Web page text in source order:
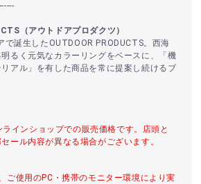
（アウトドアプロダクツ）
で誕生したOUTDOOR PRODUCTS。西海
るく元気なカラーリングをベースに、「機
アル」を有した商品を常に提案し続けるブ
インショップでの販売価格です。店頭と
ール内容が異なる場合がございます。
ご使用のPC・携帯のモニター環境により実